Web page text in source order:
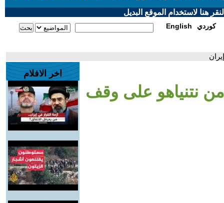
هنا لاستخدام الموقع البديل
English كوردي
نتنياهو على وقف
اخر الافلام